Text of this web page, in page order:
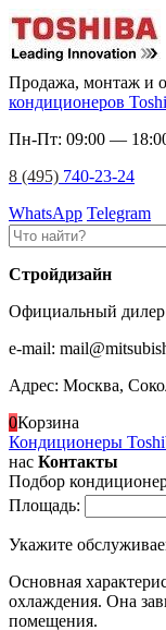
Продажа, монтаж и
кондиционеров
Пн-Пт: 09:00 —
8 (495) 740-23-24
WhatsApp Telegram
Стройдизайн
Официальный дилер
e-mail:
Адрес: Москва,
0Корзина
Кондиционеры
нас Контакты
Подбор
Площадь:
Укажите
Основная
охлаждения. Она
помещения.